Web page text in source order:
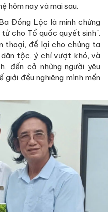
hôm nay và mai sau.
Đồng Lộc là minh chứng
cho Tổ quốc quyết sinh".
thoại, để lại cho chúng ta
tộc, ý chí vượt khó, và
đến cả những người yêu
đều nghiêng mình mến